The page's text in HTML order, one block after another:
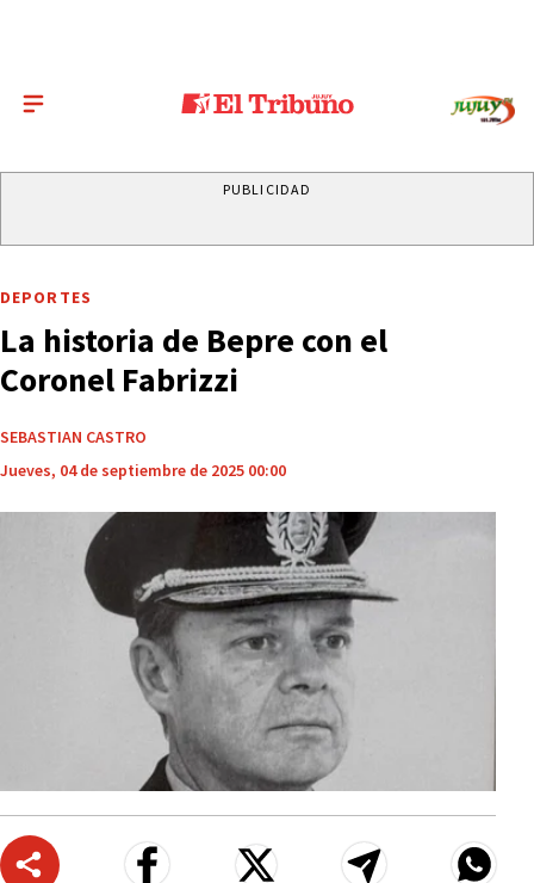
PUBLICIDAD
DEPORTES
La historia de Bepre con el
Coronel Fabrizzi
SEBASTIAN CASTRO
Jueves, 04 de septiembre de 2025 00:00